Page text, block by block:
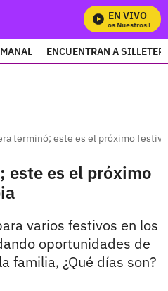
EN VIVO
Mira Todos Nuestros
ENCUENTRAN A
terminó; este es el próximo
este es el próximo
varios festivos en los
oportunidades de
familia, ¿Qué días son?